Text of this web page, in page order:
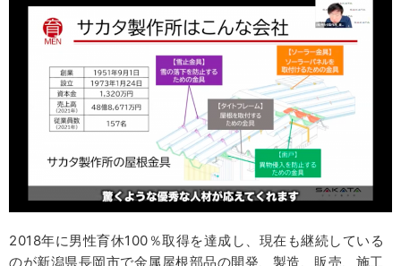
2018年に男性育休100％取得を達成し、現在も継続している
のが新潟県長岡市で金属屋根部品の開発、製造、販売、施工